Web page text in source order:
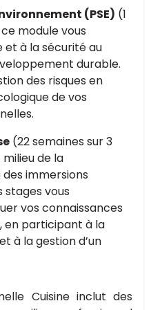
(PSE) (1
module vous
et à la sécurité au
durable.
des risques en
de vos
(22 semaines sur 3
de la
immersions
stages vous
vos connaissances
en participant à la
à la gestion d’un
Cuisine inclut des